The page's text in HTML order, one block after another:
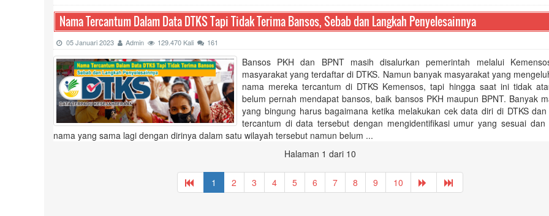
Nama Tercantum Dalam Data DTKS Tapi Tidak Terima Bansos, Sebab dan Langkah Penyelesainnya
05 Januari 2023 Admin 129.470 Kali 161
Bansos PKH dan BPNT masih disalurkan pemerintah melalui
masyarakat yang terdaftar di DTKS. Namun banyak masyarakat yang
nama mereka tercantum di DTKS Kemensos, tapi hingga saat ini tidak
belum pernah mendapat bansos, baik bansos PKH maupun BPNT. Banyak
yang bingung harus bagaimana ketika melakukan cek data diri di DTKS
tercantum di data tersebut dengan mengidentifikasi umur yang sesuai
nama yang sama lagi dengan dirinya dalam satu wilayah tersebut namun belum ...
Halaman 1 dari 10
1 2 3 4 5 6 7 8 9 10